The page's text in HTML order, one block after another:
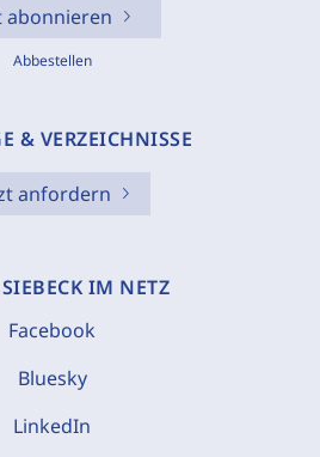
abonnieren
Abbestellen
& VERZEICHNISSE
anfordern
IM NETZ
Facebook
Bluesky
LinkedIn